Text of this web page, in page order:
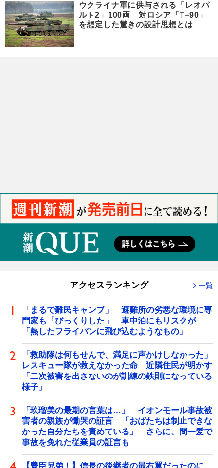
ウクライナ軍に供与される「レオパ
ルト2」100両 対ロシア「T−90」
を想定した驚きの設計思想とは
アクセスランキング 一覧
「まるで難民キャンプ」 避難所の劣悪な環境に専
門家も「びっくりした」 車中泊にもリスクが
「熱したフライパンに飛び込むようなもの」
「救助隊は何もせんで、満足に声かけしなかった」
レスキュー隊が救えなかった命 近隣住民が明かす
「二次被害を出さないのが訓練の鉄則になっている
様子」
「玖瑠美の最期の言葉は…」 イオンモール事故被
害者の親族が慟哭の証言 「おばたちは制止できな
かった自分たちを責めている」 さらに、間一髪で
事故を免れた従業員の証言も
【豊臣兄弟！】信長の後継者の最右翼だったのに